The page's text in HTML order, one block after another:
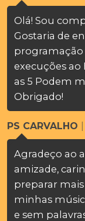
Olá! Sou
Gostaria de
programação
execuções ao
as 5 Podem
Obrigado!
PS CARVALHO
Agradeço ao
amizade,
preparar
minhas
e sem